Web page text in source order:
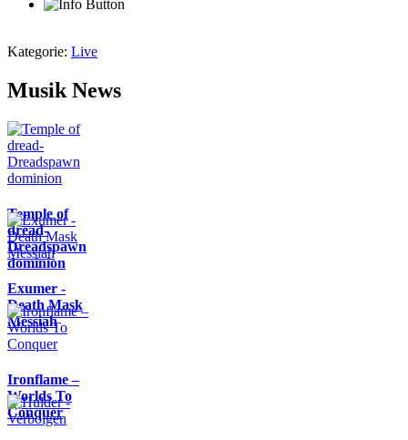
Kategorie: Live
Musik News
Temple of
dread-
Dreadspawn
dominion
Exumer -
Death Mask
Messiah
Ironflame –
Worlds To
Conquer